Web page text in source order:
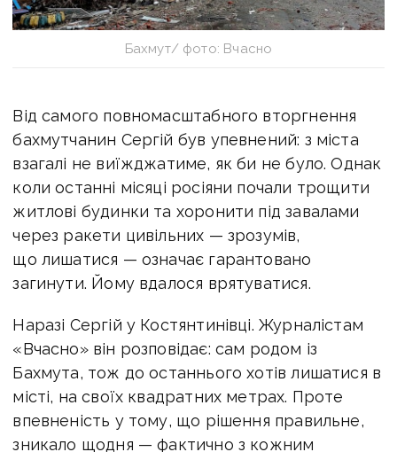
Бахмут/ фото: Вчасно
Від самого повномасштабного вторгнення
бахмутчанин Сергій був упевнений: з міста
взагалі не виїжджатиме, як би не було. Однак
коли останні місяці росіяни почали трощити
житлові будинки та хоронити під завалами
через ракети цивільних — зрозумів,
що лишатися — означає гарантовано
загинути. Йому вдалося врятуватися.
Наразі Сергій у Костянтинівці. Журналістам
«Вчасно» він розповідає: сам родом із
Бахмута, тож до останнього хотів лишатися в
місті, на своїх квадратних метрах. Проте
впевненість у тому, що рішення правильне,
зникало щодня — фактично з кожним